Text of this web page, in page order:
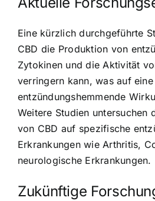
Eine kürzlich durchgeführte
CBD die Produktion von
Zytokinen und die Aktivität
verringern kann, was auf eine
entzündungshemmende
Weitere Studien untersuchen
von CBD auf spezifische
Erkrankungen wie Arthritis,
neurologische Erkrankungen.
Zukünftige